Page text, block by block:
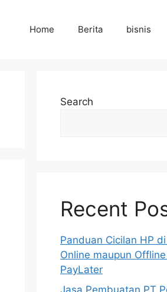
Home Berita bisnis
Search
Recent
Panduan Cicilan HP
Online maupun
PayLater
Jasa Pembuatan PT